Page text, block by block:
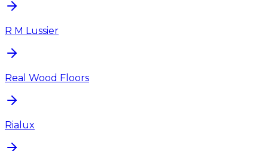
R M Lussier
Real Wood Floors
Rialux